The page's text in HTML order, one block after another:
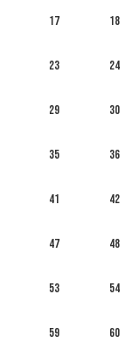
17 18
23 24
29 30
35 36
41 42
47 48
53 54
59 60